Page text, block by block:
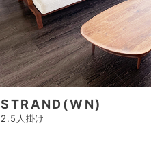
STRAND(WN)
2.5人掛け